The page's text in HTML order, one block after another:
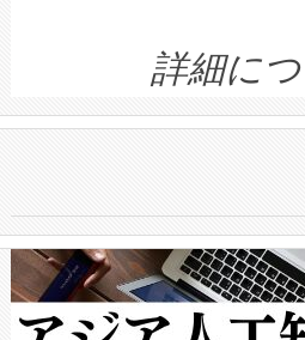
きます。この
ます。 Voltaiq
quality and
BESS stack to
centers. Voltaiq
からシステム統
クルの各段階の
[…]
イズの小径化を
す。ノーマルモ
ートル先まで検
トに対して約
では、反射率10
で向上し、最大
ットだけで最大
詳細に